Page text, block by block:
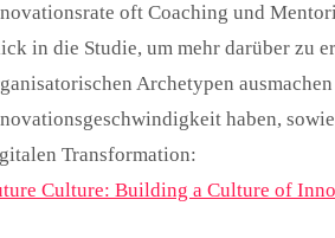
oft Coaching und
in die Studie, um mehr darüber zu
Archetypen
haben,
Transformation:
Culture: Building a Culture of